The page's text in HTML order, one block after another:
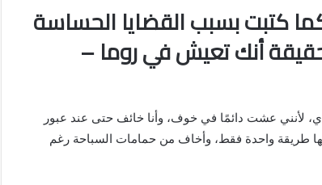
كتبت بسبب القضايا الحساسة
حقيقة أنك تعيش في روما –
لأنني عشت دائمًا في خوف، وأنا خائف حتى عند عبور
طريقة واحدة فقط، وأخاف من حمامات السباحة رغم